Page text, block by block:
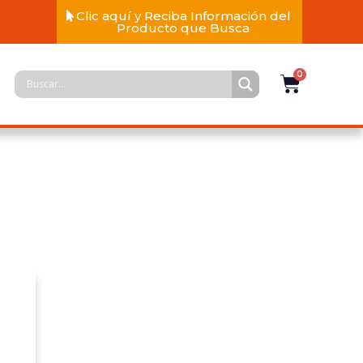
Clic aquí y Reciba Información del
Producto que Busca